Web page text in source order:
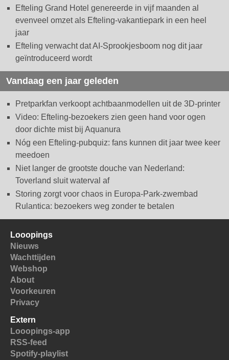
Efteling Grand Hotel genereerde in vijf maanden al
evenveel omzet als Efteling-vakantiepark in een heel
jaar
Efteling verwacht dat AI-Sprookjesboom nog dit jaar
geïntroduceerd wordt
Vandaag een jaar geleden
Pretparkfan verkoopt achtbaanmodellen uit de 3D-printer
Video: Efteling-bezoekers zien geen hand voor ogen
door dichte mist bij Aquanura
Nóg een Efteling-pubquiz: fans kunnen dit jaar twee keer
meedoen
Niet langer de grootste douche van Nederland:
Toverland sluit waterval af
Storing zorgt voor chaos in Europa-Park-zwembad
Rulantica: bezoekers weg zonder te betalen
Looopings
Nieuws
Wachttijden
Webshop
About
Voorkeuren
Privacy
Extern
Looopings-app
RSS-feed
Spotify-playlist